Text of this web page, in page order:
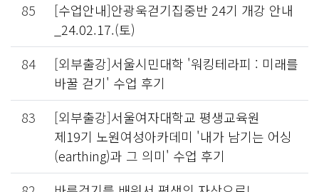
85
[수업안내]안광욱걷기집중반 24기 개강 안내
_24.02.17.(토)
84
[외부출강]서울시민대학 '워킹테라피 : 미래를
바꿀 걷기' 수업 후기
83
[외부출강]서울여자대학교 평생교육원
제19기 노원여성아카데미 '내가 남기는 어싱
(earthing)과 그 의미' 수업 후기